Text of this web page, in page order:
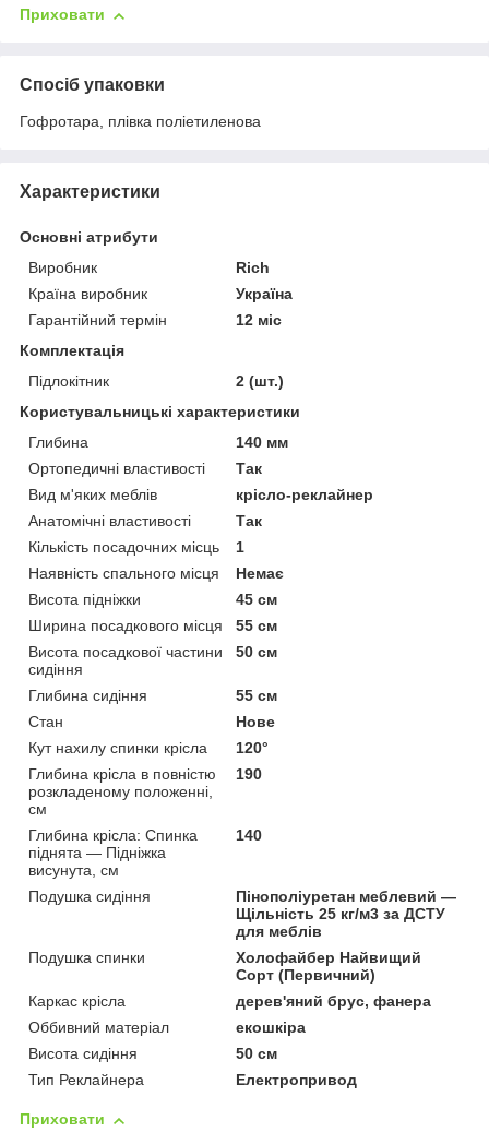
Приховати
Спосіб упаковки
Гофротара, плівка поліетиленова
Характеристики
Основні атрибути
Виробник
Rich
Країна виробник
Україна
Гарантійний термін
12 міс
Комплектація
Підлокітник
2 (шт.)
Користувальницькі характеристики
Глибина
140 мм
Ортопедичні властивості
Так
Вид м'яких меблів
крісло-реклайнер
Анатомічні властивості
Так
Кількість посадочних місць
1
Наявність спального місця
Немає
Висота підніжки
45 см
Ширина посадкового місця
55 см
Висота посадкової частини
сидіння
50 см
Глибина сидіння
55 см
Стан
Нове
Кут нахилу спинки крісла
120°
Глибина крісла в повністю
розкладеному положенні,
см
190
Глибина крісла: Спинка
піднята — Підніжка
висунута, см
140
Подушка сидіння
Пінополіуретан меблевий —
Щільність 25 кг/м3 за ДСТУ
для меблів
Подушка спинки
Холофайбер Найвищий
Сорт (Первичний)
Каркас крісла
дерев'яний брус, фанера
Оббивний матеріал
екошкіра
Висота сидіння
50 см
Тип Реклайнера
Електропривод
Приховати